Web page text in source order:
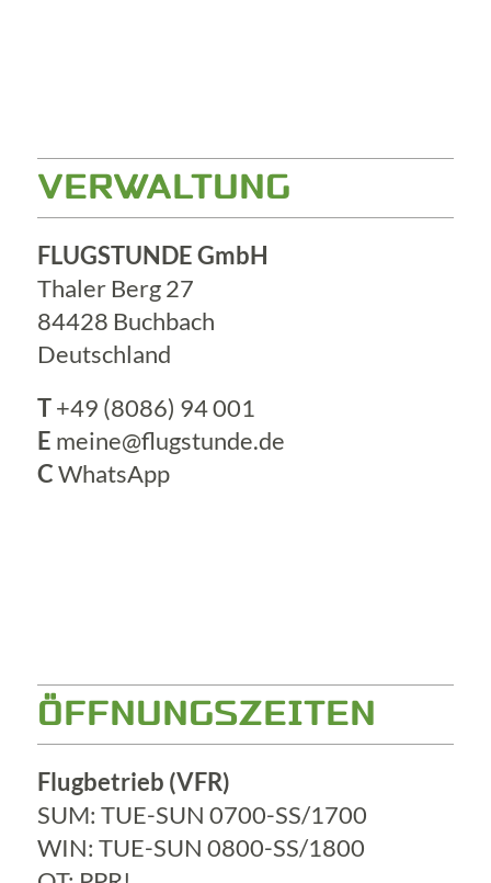
VERWALTUNG
FLUGSTUNDE GmbH
Thaler Berg 27
84428 Buchbach
Deutschland
T +49 (8086) 94 001
E meine@flugstunde.de
CWhatsApp
ÖFFNUNGSZEITEN
Flugbetrieb (VFR)
SUM: TUE-SUN 0700-SS/1700
WIN: TUE-SUN 0800-SS/1800